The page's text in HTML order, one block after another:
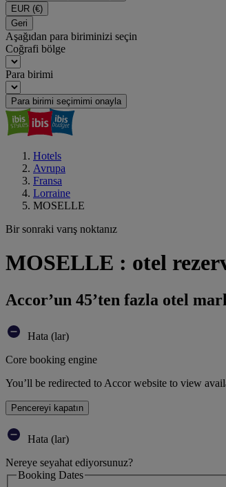
EUR (€)
Geri
Aşağıdan para biriminizi seçin
Coğrafi bölge
Para birimi
Para birimi seçimimi onayla
Hotels
Avrupa
Fransa
Lorraine
MOSELLE
Bir sonraki varış noktanız
MOSELLE : otel
Accor’un 45’ten fazla otel
Hata (lar)
Core booking engine
You’ll be redirected to Accor website to view
Pencereyi kapatın
Hata (lar)
Nereye seyahat ediyorsunuz?
Booking Dates